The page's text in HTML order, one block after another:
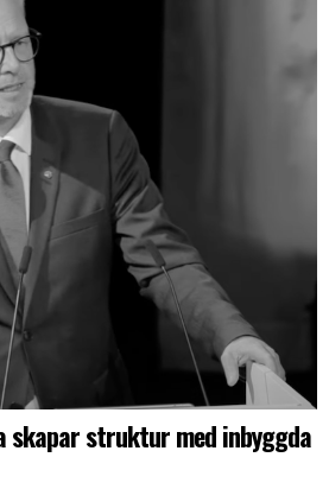
skapar struktur med inbyggda